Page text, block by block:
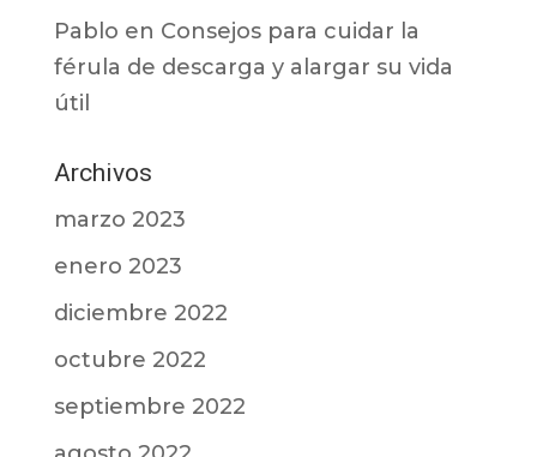
Pablo en Consejos para cuidar la
férula de descarga y alargar su vida
útil
Archivos
marzo 2023
enero 2023
diciembre 2022
octubre 2022
septiembre 2022